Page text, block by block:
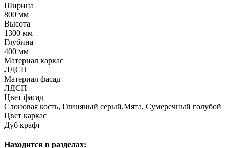
Ширина
800 мм
Высота
1300 мм
Глубина
400 мм
Материал каркас
ЛДСП
Материал фасад
ЛДСП
Цвет фасад
Слоновая кость, Глиняный серый,Мята, Сумеречный голубой
Цвет каркас
Дуб крафт
Находится в разделах: